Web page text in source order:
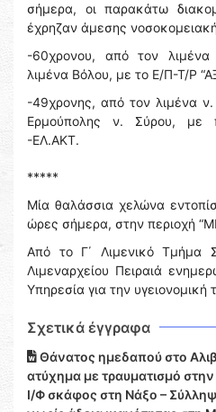
σήμερα, οι παρακάτω
έχρηζαν άμεσης
-60χρονου, από τον
λιμένα Βόλου, με το Ε/Π-Τ/Ρ
-49χρονης, από τον λιμένα
Ερμούπολης ν. Σύρου, με
-ΕΛ.ΑΚΤ.
*****
Μία θαλάσσια χελώνα
ώρες σήμερα, στην περιοχή
Από το Γ΄ Λιμενικό Τμήμα
Λιμεναρχείου Πειραιά
Υπηρεσία για την υγειονομική
Σχετικά έγγραφα
Θάνατος ημεδαπού στο
ατύχημα με τραυματισμό
Ι/Φ σκάφος στη Νάξο –